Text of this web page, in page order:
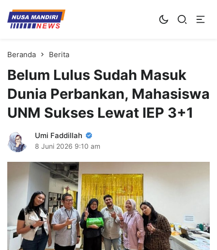
Kampus Digital Bisnis
Universitas Nusa Mandiri
Beranda Berita
Belum Lulus Sudah Masuk
Dunia Perbankan, Mahasiswa
UNM Sukses Lewat IEP 3+1
Umi Faddillah
8 Juni 2026 9:10 am